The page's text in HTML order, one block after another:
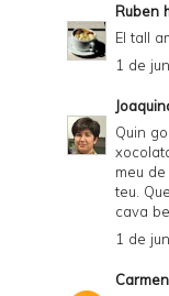
Ruben
El tall
1 de
Quin
meu
teu.
cava
1 de
Carmen